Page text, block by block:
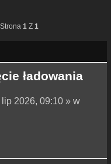
1 Z 1
ładowania
lip 2026, 09:10 » w